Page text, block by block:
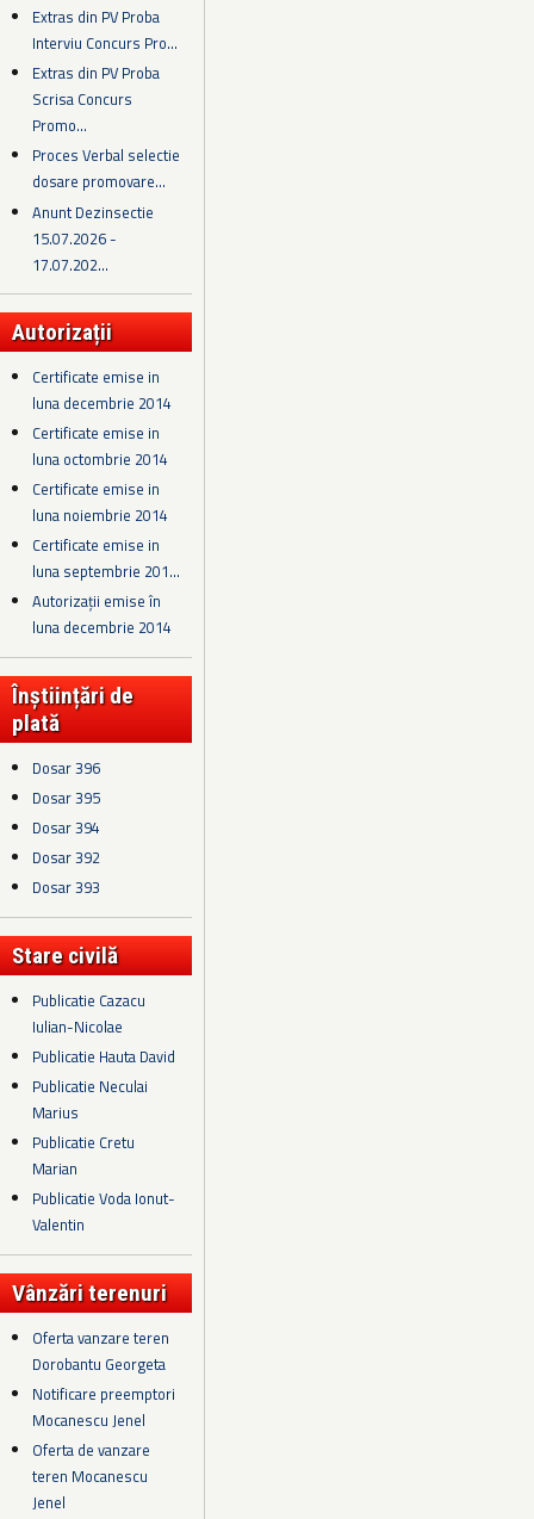
Extras din PV Proba
Interviu Concurs Pro...
Extras din PV Proba
Scrisa Concurs
Promo...
Proces Verbal selectie
dosare promovare...
Anunt Dezinsectie
15.07.2026 -
17.07.202...
Autorizații
Certificate emise in
luna decembrie 2014
Certificate emise in
luna octombrie 2014
Certificate emise in
luna noiembrie 2014
Certificate emise in
luna septembrie 201...
Autorizații emise în
luna decembrie 2014
Înștiințări de
plată
Dosar 396
Dosar 395
Dosar 394
Dosar 392
Dosar 393
Stare civilă
Publicatie Cazacu
Iulian-Nicolae
Publicatie Hauta David
Publicatie Neculai
Marius
Publicatie Cretu
Marian
Publicatie Voda Ionut-
Valentin
Vânzări terenuri
Oferta vanzare teren
Dorobantu Georgeta
Notificare preemptori
Mocanescu Jenel
Oferta de vanzare
teren Mocanescu
Jenel